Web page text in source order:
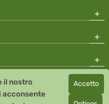
Salvator Apotheke
certified pharmaceutical
il nostro
acconsente
Accetto